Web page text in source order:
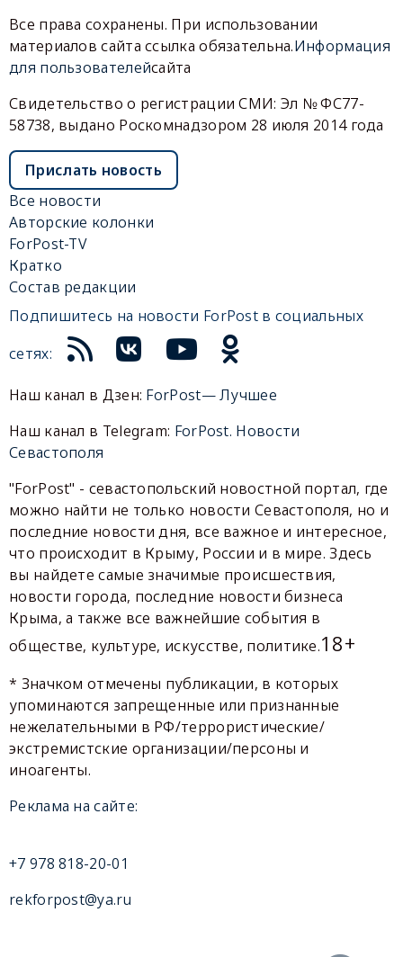
Все права сохранены. При использовании
материалов сайта ссылка обязательна.Информация
для пользователейсайта
Свидетельство о регистрации СМИ: Эл № ФС77-
58738, выдано Роскомнадзором 28 июля 2014 года
Прислать новость
Все новости
Авторские колонки
ForPost-TV
Кратко
Состав редакции
Подпишитесь на новости ForPost в социальных
сетях:
Наш канал в Дзен: ForPost— Лучшее
Наш канал в Telegram: ForPost. Новости
Севастополя
"ForPost" - севастопольский новостной портал, где
можно найти не только новости Севастополя, но и
последние новости дня, все важное и интересное,
что происходит в Крыму, России и в мире. Здесь
вы найдете самые значимые происшествия,
новости города, последние новости бизнеса
Крыма, а также все важнейшие события в
обществе, культуре, искусстве, политике.18+
* Значком отмечены публикации, в которых
упоминаются запрещенные или признанные
нежелательными в РФ/террористические/
экстремистские организации/персоны и
иноагенты.
Реклама на сайте:
+7 978 818-20-01
rekforpost@ya.ru